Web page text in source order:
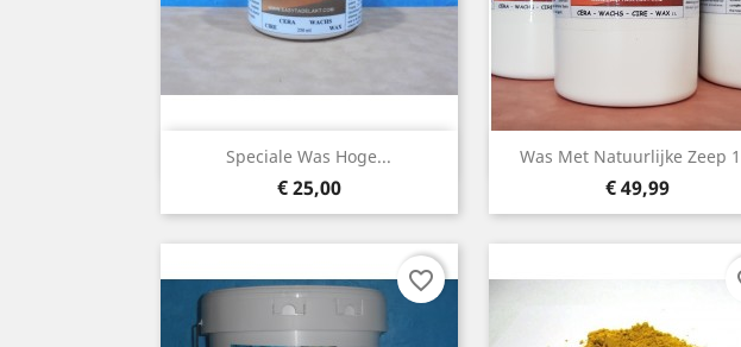
Speciale Was Hoge...
Prijs
€ 25,00
Snelle weergave Was Met Natuurlijke Zeep
Prijs
€ 49,99
Snelle weergave
favorite_border